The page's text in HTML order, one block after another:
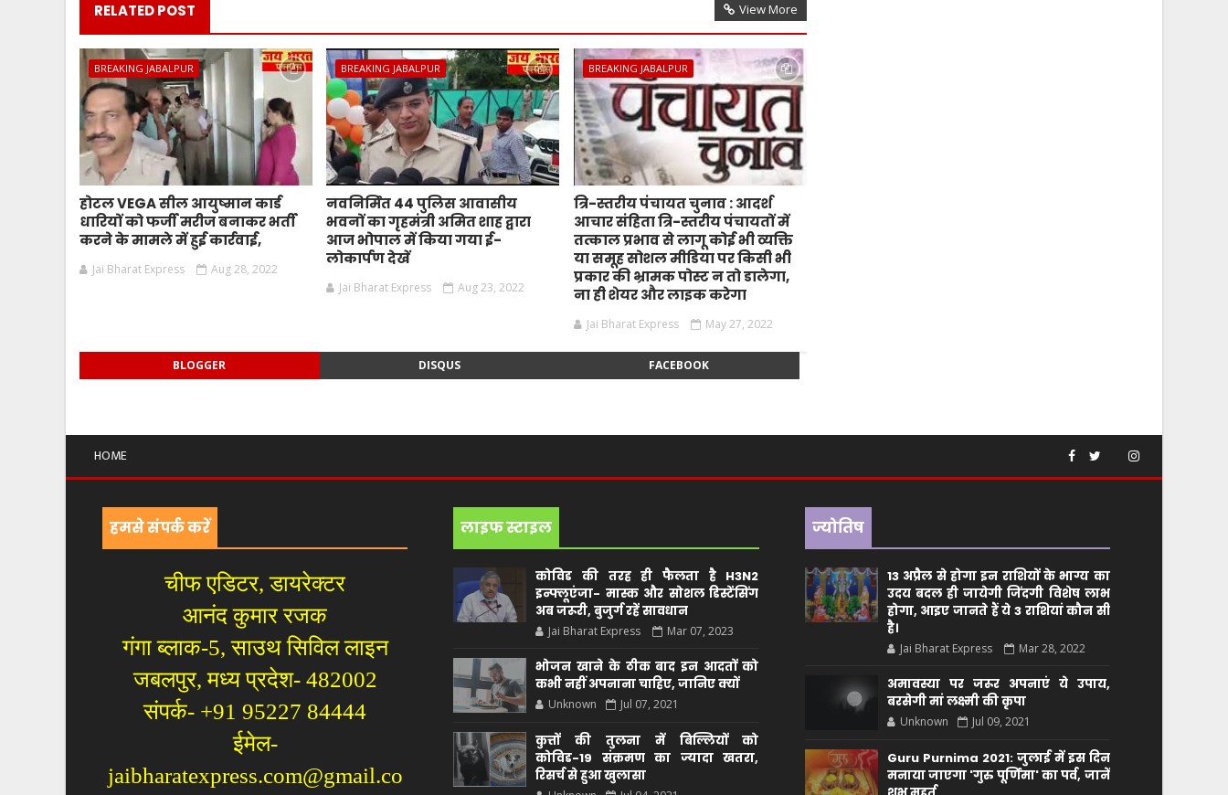
RELATED POST View More
BREAKING JABALPUR
होटल VEGA सील आयुष्मान कार्ड
धारियों को फर्जी मरीज बनाकर भर्ती
करने के मामले में हुई कार्रवाई,
Jai Bharat Express Aug 28, 2022
BREAKING JABALPUR
नवनिर्मित 44 पुलिस आवासीय
भवनों का गृहमंत्री अमित शाह द्वारा
आज भोपाल में किया गया ई-
लोकार्पण देखें
Jai Bharat Express Aug 23, 2022
BREAKING JABALPUR
त्रि-स्तरीय पंचायत चुनाव : आदर्श
आचार संहिता त्रि-स्तरीय पंचायतों में
तत्काल प्रभाव से लागू कोई भी व्यक्ति
या समूह सोशल मीडिया पर किसी भी
प्रकार की भ्रामक पोस्ट न तो डालेगा,
ना ही शेयर और लाइक करेगा
Jai Bharat Express May 27, 2022
BLOGGER DISQUS FACEBOOK
HOME
हमसे संपर्क करें
चीफ एडिटर, डायरेक्टर
आनंद कुमार रजक
गंगा ब्लाक-5, साउथ सिविल लाइन
जबलपुर, मध्य प्रदेश- 482002
संपर्क- +91 95227 84444
ईमेल-
jaibharatexpress.com@gmail.co
लाइफ स्टाइल
कोविड की तरह ही फैलता है H3N2
इन्फ्लूएंजा- मास्क और सोशल डिस्टेंसिंग
अब जरूरी, बुजुर्ग रहें सावधान
Jai Bharat Express Mar 07, 2023
भोजन खाने के ठीक बाद इन आदतों को
कभी नहीं अपनाना चाहिए, जानिए क्यों
Unknown Jul 07, 2021
कुत्तों की तुलना में बिल्लियों को
कोविड-19 संक्रमण का ज्यादा खतरा,
रिसर्च से हुआ खुलासा
ज्योतिष
13 अप्रैल से होगा इन राशियों के भाग्य का
उदय बदल ही जायेगी जिंदगी विशेष लाभ
होगा, आइए जानते हैं ये 3 राशियां कौन सीं
है।
Jai Bharat Express Mar 28, 2022
अमावस्या पर जरूर अपनाएं ये उपाय,
बरसेगी मां लक्ष्मी की कृपा
Unknown Jul 09, 2021
Guru Purnima 2021: जुलाई में इस दिन
मनाया जाएगा 'गुरु पूर्णिमा' का पर्व, जानें